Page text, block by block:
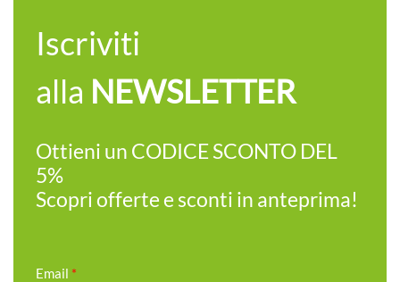
Iscriviti
alla NEWSLETTER
Ottieni un CODICE SCONTO DEL
5%
Scopri offerte e sconti in anteprima!
Email *